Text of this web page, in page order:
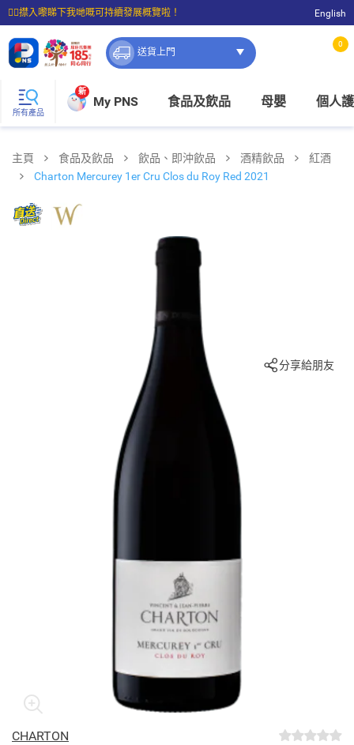
☝🏼㩒入嚟睇下我哋嘅可持續發展概覽啦！
⭐購物滿$399即享免費送貨；滿$100即可免費店取。
English
送貨上門
0
所有產品
新
My PNS 食品及飲品 母嬰 個人
主頁 食品及飲品 飲品、即沖飲品 酒精飲品
紅酒
Charton Mercurey 1er Cru Clos du Roy Red 2021
分享給朋友
CHARTON